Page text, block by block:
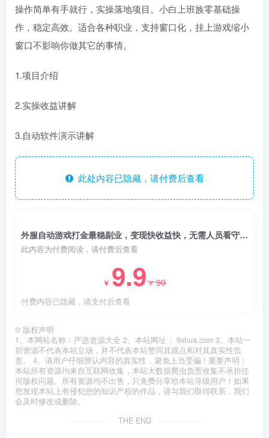
操作简单有手就行，实操落地项目。小白上班族零基础操
作，稳定高效。适合各种职业，支持窗口化，挂上游戏缩小
窗口不影响你做其它的事情。
1.项目介绍
2.实操收益讲解
3.自动软件演示讲解
此处内容已隐藏，请付费后查看
外服自动游戏打金最稳副业，变现快收益快，无需人员看守，每日单号稳定收益100+【揭秘】
此内容为付费阅读，请付费后查看
￥ 9.9￥99
付费内容已隐藏，请支付后查看
© 版权声明
1、本网站名称：严选资源大全 2、本站网址： 9xhua.com 3、本站一
切资源不代表本站立场，并不代表本站赞同其观点和对其真实性负
责。 4、请用户仔细辨认内容的真实性，避免上当受骗 ! 重要声明：
本站所有资源均来自互联网收集，本站大数据爬虫负责收集不承担任
何版权问题。所有资源均不出售，只免费分享给本站等级用户！如果
您发现本站上有侵犯您的知识产权的作品，请与我们取得联系，我们
会及时修改或删除。
THE END